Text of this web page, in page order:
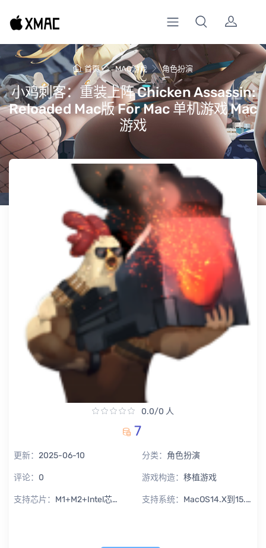
首页 MAC游戏 角色扮演
小鸡刺客：重装上阵 Chicken Assassin:
Reloaded Mac版 For Mac 单机游戏 Mac
游戏
0.0/0 人
7
更新： 2025-06-10 分类： 角色扮演
评论： 0 游戏构造： 移植游戏
支持芯片： M1+M2+Intel芯片通用 支持系统： MacOS14.X到15.X Sequoia